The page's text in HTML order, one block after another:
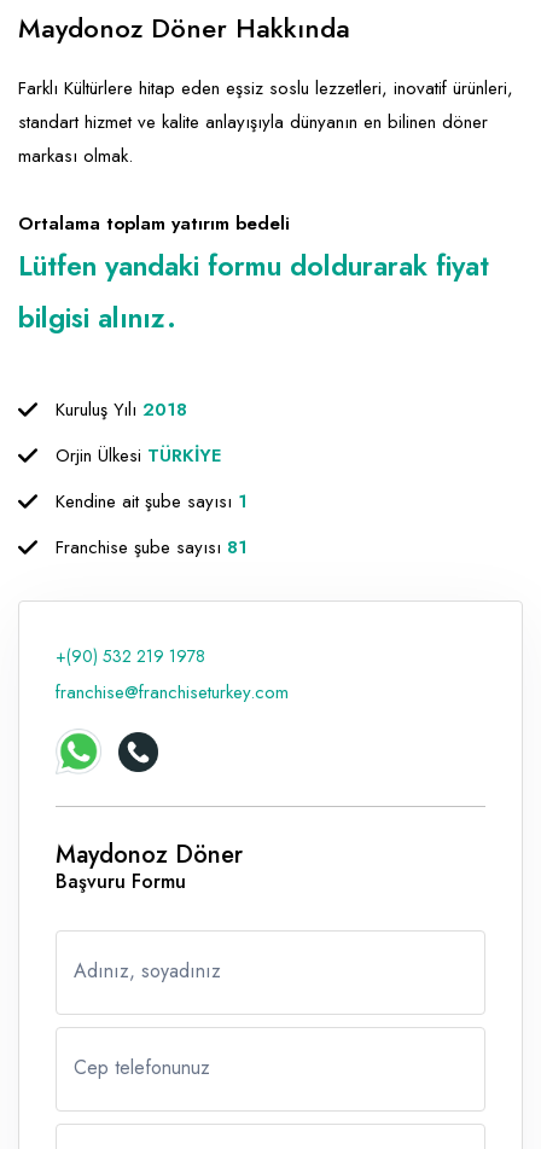
Ev Hizmetleri
Sağlık Güzellik
Turizm - Eğlence
Market FMGC - Katlı Mağaza
Mobilya ve Ev Tekstili
Oyuncak ve Hediyelik
Yapı Malzemesi - Hırdavat
Gayrimenkul
Gıda ve Sarf Malzemeleri
Güvenlik - Temizlik
Hukuk - Marka - Patent ve Tercüme
Isıtma - Soğutma ve Havalandırma
Lojistik - Kargo ve Kurye
Matbaa - Fotoğraf
Mobilya Dekorasyon
Proje - İnşaat ve Tesisat
Seyahat - Rent A Car
Tabela - Dijital Baskı
Maydonoz Döner Hakkında
Farklı Kültürlere hitap eden eşsiz soslu lezzetleri, inovatif ürünleri,
standart hizmet ve kalite anlayışıyla dünyanın en bilinen döner
markası olmak.
Ortalama toplam yatırım bedeli
Lütfen yandaki formu doldurarak fiyat
bilgisi alınız.
Kuruluş Yılı 2018
Orjin Ülkesi TÜRKİYE
Kendine ait şube sayısı 1
Franchise şube sayısı 81
+(90) 532 219 1978
franchise@franchiseturkey.com
Maydonoz Döner
Başvuru Formu
Adınız, soyadınız
Cep telefonunuz